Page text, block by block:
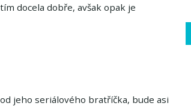
docela dobře, avšak opak je
jeho seriálového bratříčka, bude asi